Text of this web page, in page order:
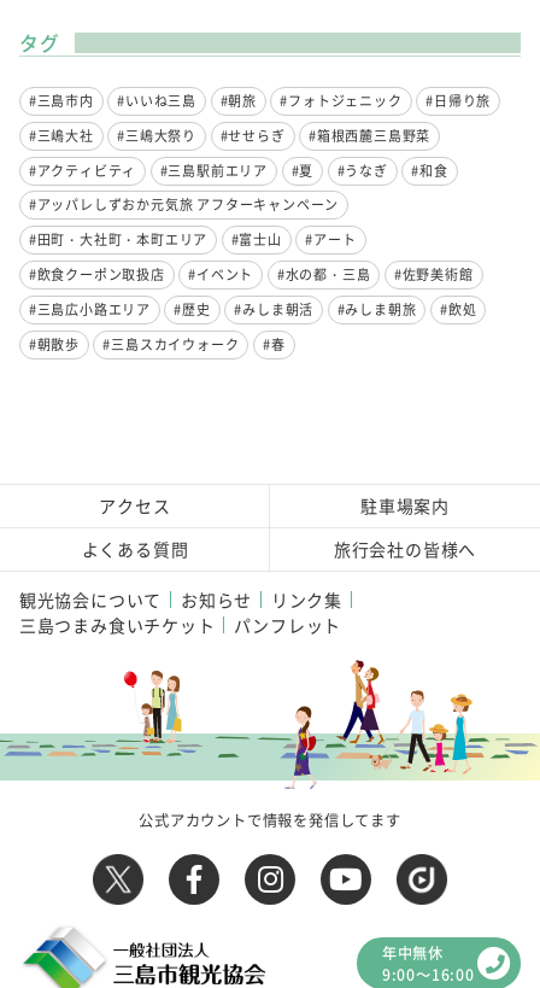
タグ
#三島市内 #いいね三島 #朝旅 #フォトジェニック
#日帰り旅
#三嶋大社
#三嶋大祭り #せせらぎ
#箱根西麓三島野菜
#アクティビティ
#三島駅前エリア #夏 #うなぎ
#和食
#アッパレしずおか元気旅 アフターキャンペーン
#田町・大社町・本町エリア
#富士山
#アート
#飲食クーポン取扱店
#イベント #水の都・三島
#佐野美術館
#三島広小路エリア
#歴史 #みしま朝活 #みしま朝旅
#飲処
#朝散歩
#三島スカイウォーク #春
アクセス
駐車場案内
よくある質問
旅行会社の皆様へ
観光協会について お知らせ
リンク集
三島つまみ食いチケット
パンフレット
公式アカウントで情報を発信してます
年中無休
9:00～16:00